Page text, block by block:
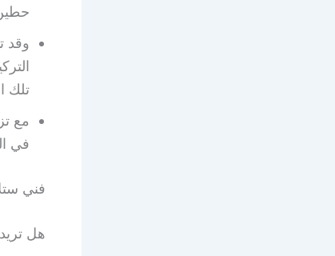
وقد
تلك
مع
في
فني
هل